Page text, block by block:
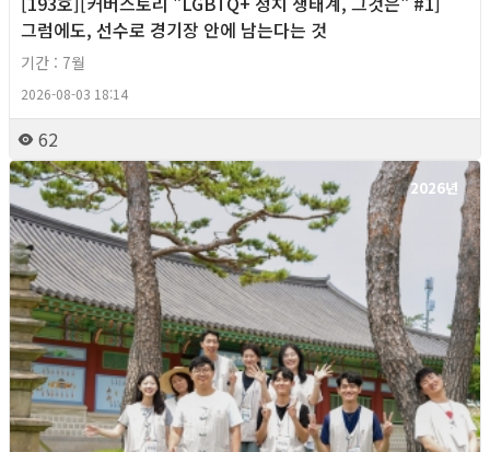
그럼에도, 선수로 경기장 안에 남는다는 것
기간 : 7월
2026-08-03 18:14
62
2026년